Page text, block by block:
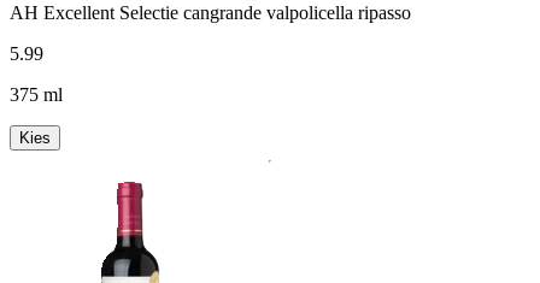
AH Excellent Selectie cangrande valpolicella ripasso
5.99
375 ml
Kies